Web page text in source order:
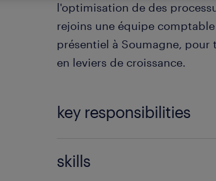
l'optimisation de des
rejoins une équipe
présentiel à Soumagne, pour
en leviers de croissance.
key responsibilities
données stratégiques
skills